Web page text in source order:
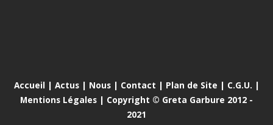
Accueil | Actus| Nous| Contact | Plan de Site | C.G.U. |
Mentions Légales | Copyright © Greta Garbure 2012 -
2021